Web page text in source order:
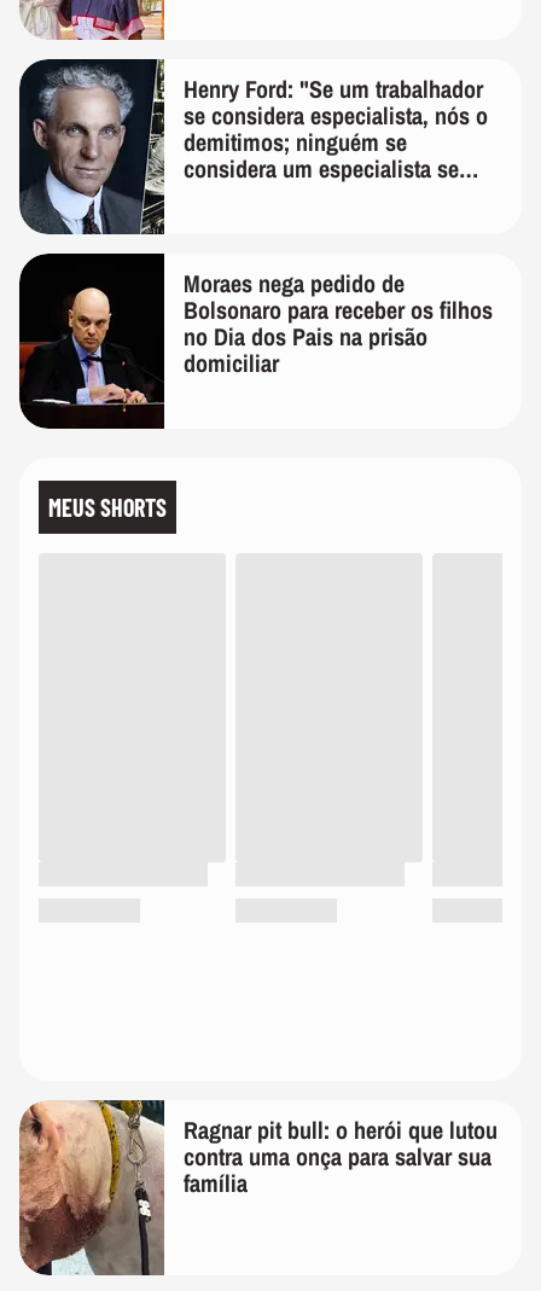
Henry Ford: "Se um trabalhador
se considera especialista, nós o
demitimos; ninguém se
considera um especialista se
Moraes nega pedido de
Bolsonaro para receber os filhos
no Dia dos Pais na prisão
domiciliar
MEUS SHORTS
Ragnar pit bull: o herói que lutou
contra uma onça para salvar sua
família